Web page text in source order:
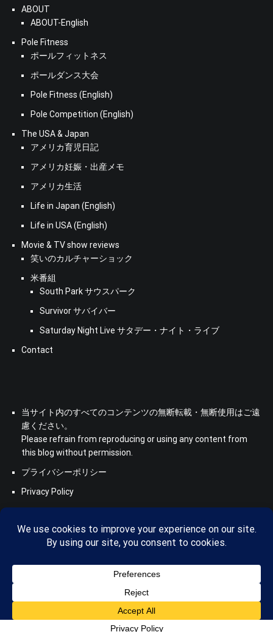
ABOUT
ABOUT-English
Pole Fitness
ポールフィットネス
ポールダンス大会
Pole Fitness (English)
Pole Competition (English)
The USA & Japan
アメリカ育児日記
アメリカ妊娠・出産メモ
アメリカ生活
Life in Japan (English)
Life in USA (English)
Movie & TV show reviews
笑いのカルチャーショック
米番組
South Park サウスパーク
Survivor サバイバー
Saturday Night Live サタデー・ナイト・ライブ
Contact
当サイト内のすべてのコンテンツの無断転載・無断使用はご遠
慮ください。
Please refrain from reproducing or using any content from
this blog without permission.
プライバシーポリシー
Privacy Policy
Copyright © 2026
Saboten Translation - a translator's blog from
. All rights reserved. Theme:Cenote
byWordPress.
Privacy Policy